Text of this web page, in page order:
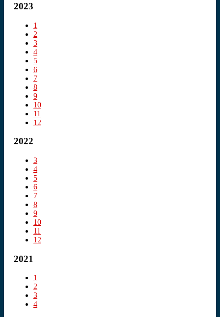
2023
1
2
3
4
5
6
7
8
9
10
11
12
2022
3
4
5
6
7
8
9
10
11
12
2021
1
2
3
4